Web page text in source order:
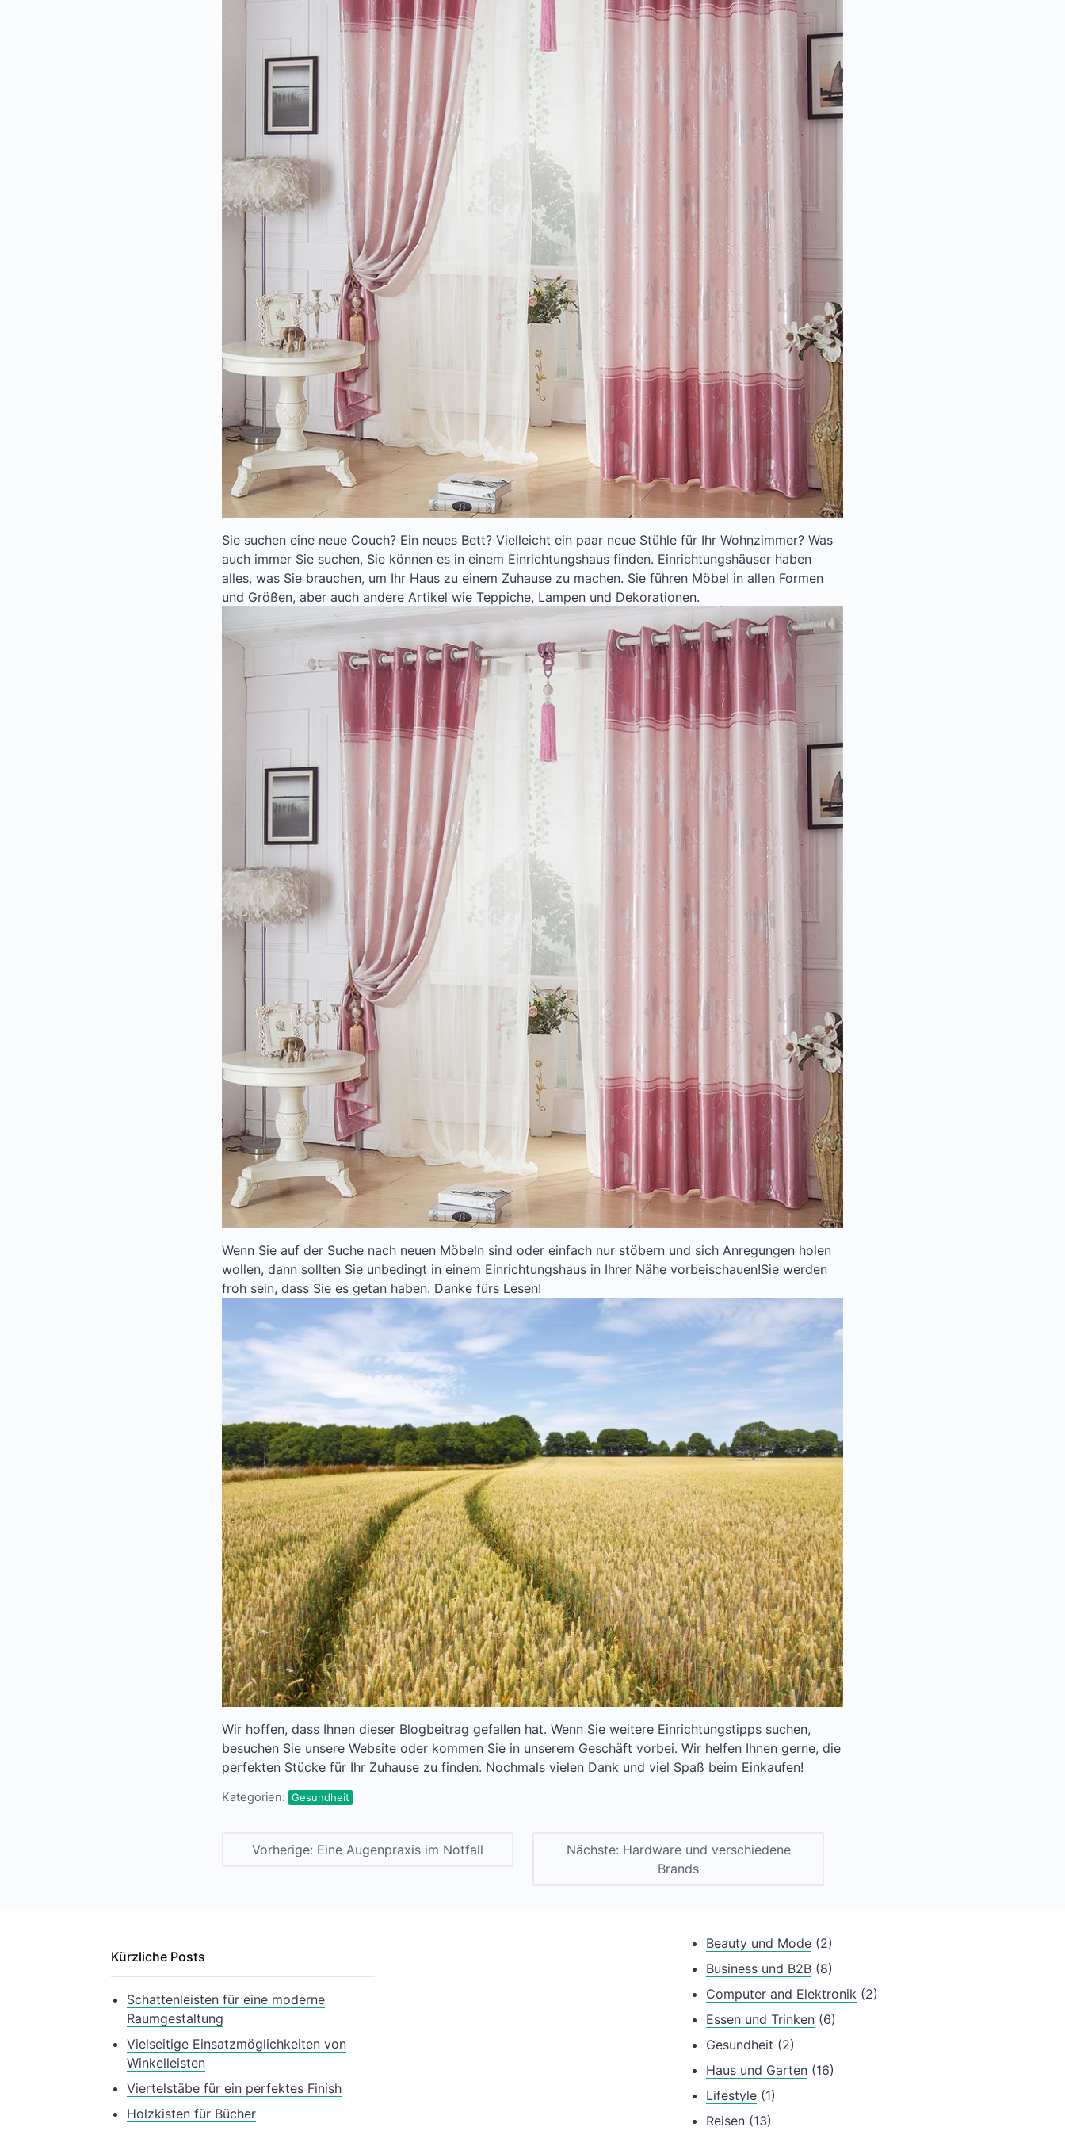
Sie suchen eine neue Couch? Ein neues Bett? Vielleicht ein paar neue Stühle für Ihr Wohnzimmer? Was
auch immer Sie suchen, Sie können es in einem Einrichtungshaus finden. Einrichtungshäuser haben
alles, was Sie brauchen, um Ihr Haus zu einem Zuhause zu machen. Sie führen Möbel in allen Formen
und Größen, aber auch andere Artikel wie Teppiche, Lampen und Dekorationen.
Wenn Sie auf der Suche nach neuen Möbeln sind oder einfach nur stöbern und sich Anregungen holen
wollen, dann sollten Sie unbedingt in einem Einrichtungshaus in Ihrer Nähe vorbeischauen!Sie werden
froh sein, dass Sie es getan haben. Danke fürs Lesen!
Wir hoffen, dass Ihnen dieser Blogbeitrag gefallen hat. Wenn Sie weitere Einrichtungstipps suchen,
besuchen Sie unsere Website oder kommen Sie in unserem Geschäft vorbei. Wir helfen Ihnen gerne, die
perfekten Stücke für Ihr Zuhause zu finden. Nochmals vielen Dank und viel Spaß beim Einkaufen!
Kategorien: Gesundheit
Vorherige: Eine Augenpraxis im Notfall Nächste: Hardware und verschiedene
Brands
Kürzliche Posts
Schattenleisten für eine moderne
Raumgestaltung
Vielseitige Einsatzmöglichkeiten von
Winkelleisten
Viertelstäbe für ein perfektes Finish
Holzkisten für Bücher
Beauty und Mode(2)
Business und B2B(8)
Computer and Elektronik (2)
Essen und Trinken(6)
Gesundheit (2)
Haus und Garten(16)
Lifestyle(1)
Reisen(13)